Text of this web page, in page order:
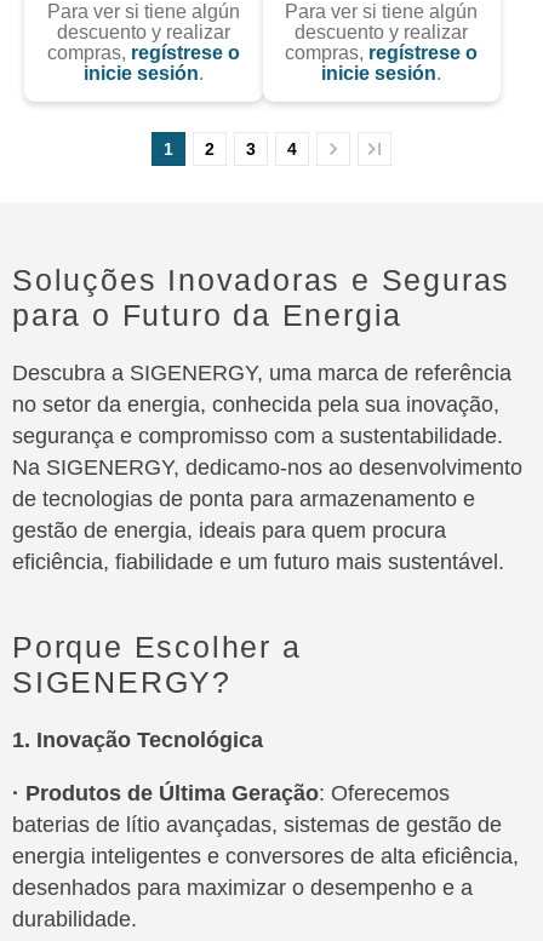
Para ver si tiene algún
descuento y realizar
compras, regístrese o
inicie sesión.
Para ver si tiene algún
descuento y realizar
compras, regístrese o
inicie sesión.
1 2 3 4
Soluções Inovadoras e Seguras
para o Futuro da Energia
Descubra a SIGENERGY, uma marca de referência
no setor da energia, conhecida pela sua inovação,
segurança e compromisso com a sustentabilidade.
Na SIGENERGY, dedicamo-nos ao desenvolvimento
de tecnologias de ponta para armazenamento e
gestão de energia, ideais para quem procura
eficiência, fiabilidade e um futuro mais sustentável.
Porque Escolher a
SIGENERGY?
1. Inovação Tecnológica
· Produtos de Última Geração: Oferecemos
baterias de lítio avançadas, sistemas de gestão de
energia inteligentes e conversores de alta eficiência,
desenhados para maximizar o desempenho e a
durabilidade.